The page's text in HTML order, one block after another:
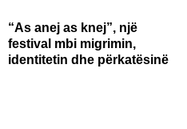
“As anej as knej”, një
festival mbi migrimin,
identitetin dhe përkatësinë